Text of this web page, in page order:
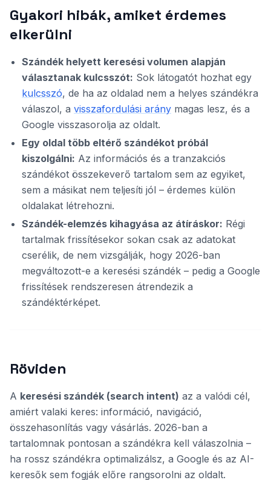
Gyakori hibák, amiket érdemes
elkerülni
Szándék helyett keresési volumen alapján
választanak kulcsszót: Sok látogatót hozhat egy
kulcsszó, de ha az oldalad nem a helyes szándékra
válaszol, a visszafordulási arány magas lesz, és a
Google visszasorolja az oldalt.
Egy oldal több eltérő szándékot próbál
kiszolgálni: Az információs és a tranzakciós
szándékot összekeverő tartalom sem az egyiket,
sem a másikat nem teljesíti jól – érdemes külön
oldalakat létrehozni.
Szándék-elemzés kihagyása az átíráskor: Régi
tartalmak frissítésekor sokan csak az adatokat
cserélik, de nem vizsgálják, hogy 2026-ban
megváltozott-e a keresési szándék – pedig a Google
frissítések rendszeresen átrendezik a
szándéktérképet.
Röviden
A keresési szándék (search intent) az a valódi cél,
amiért valaki keres: információ, navigáció,
összehasonlítás vagy vásárlás. 2026-ban a
tartalomnak pontosan a szándékra kell válaszolnia –
ha rossz szándékra optimalizálsz, a Google és az AI-
keresők sem fogják előre rangsorolni az oldalt.